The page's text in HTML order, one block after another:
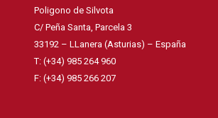
Poligono de Silvota
C/ Peña Santa, Parcela 3
33192 – LLanera (Asturias) – España
T: (+34) 985 264 960
F: (+34) 985 266 207